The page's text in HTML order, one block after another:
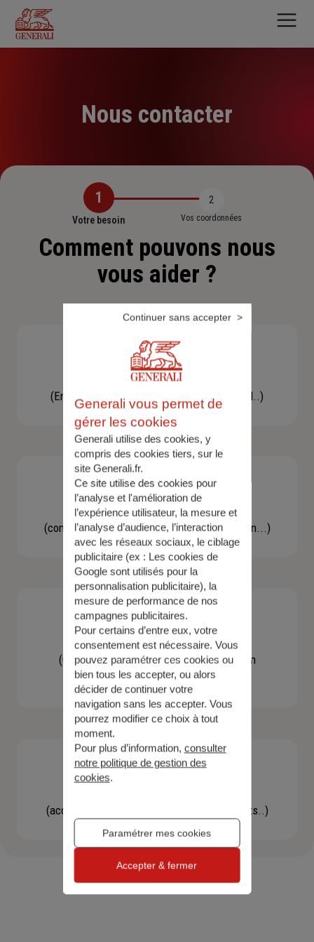
contenu
principal
Nous contacter
1
Votre besoin
2
Vos coordonnées
Comment pouvons nous
vous aider ?
Besoin d'une assistance
(En cas d'accident, bris de glace, un conseil..)
Demande d'information
(concernant une actualité, une réglementation...)
Contacter un agent
(Obtenir un devis, une information, faire un
bilan...)
(accéder à l'espace client, gérer mes contrats..)
Generali vous permet de
gérer les cookies
Generali utilise des cookies, y
compris des cookies tiers, sur le
site Generali.fr.
Ce site utilise des cookies pour
l’analyse et l'amélioration de
l’expérience utilisateur, la mesure et
l’analyse d’audience, l’interaction
avec les réseaux sociaux, le ciblage
publicitaire (ex : Les cookies de
Google sont utilisés pour la
personnalisation publicitaire), la
mesure de performance de nos
campagnes publicitaires.
Pour certains d’entre eux, votre
consentement est nécessaire. Vous
pouvez paramétrer ces cookies ou
bien tous les accepter, ou alors
décider de continuer votre
navigation sans les accepter. Vous
pourrez modifier ce choix à tout
moment.
Pour plus d’information, consulter
notre politique de gestion des
cookies.
Paramétrer mes cookies
Continuer sans accepter
Accepter & fermer